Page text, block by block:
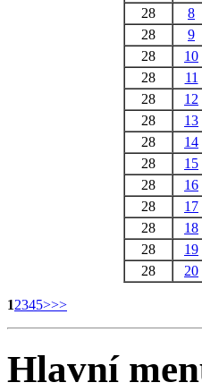
28
8
28
9
28
10
28
11
28
12
28
13
28
14
28
15
28
16
28
17
28
18
28
19
28
20
12345>>>
Hlavní